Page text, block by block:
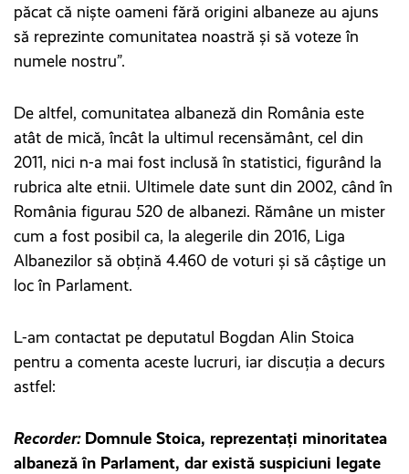
păcat că niște oameni fără origini albaneze au ajuns
să reprezinte comunitatea noastră și să voteze în
numele nostru”.
De altfel, comunitatea albaneză din România este
atât de mică, încât la ultimul recensământ, cel din
2011, nici n-a mai fost inclusă în statistici, figurând la
rubrica alte etnii. Ultimele date sunt din 2002, când în
România figurau 520 de albanezi. Rămâne un mister
cum a fost posibil ca, la alegerile din 2016, Liga
Albanezilor să obțină 4.460 de voturi și să câștige un
loc în Parlament.
L-am contactat pe deputatul Bogdan Alin Stoica
pentru a comenta aceste lucruri, iar discuția a decurs
astfel:
Recorder:Domnule Stoica, reprezentați minoritatea
albaneză în Parlament, dar există suspiciuni legate